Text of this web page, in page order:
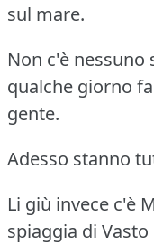
sul mare.
Non c'è
qualche giorno
gente.
Adesso stanno
Li giù invece c'è
spiaggia di Vasto